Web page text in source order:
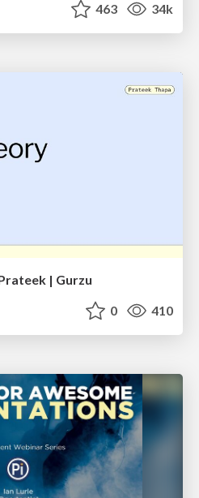
463 34k
| Gurzu
0 410